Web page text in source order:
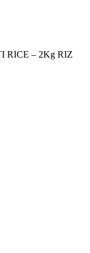
RICE – 2Kg RIZ